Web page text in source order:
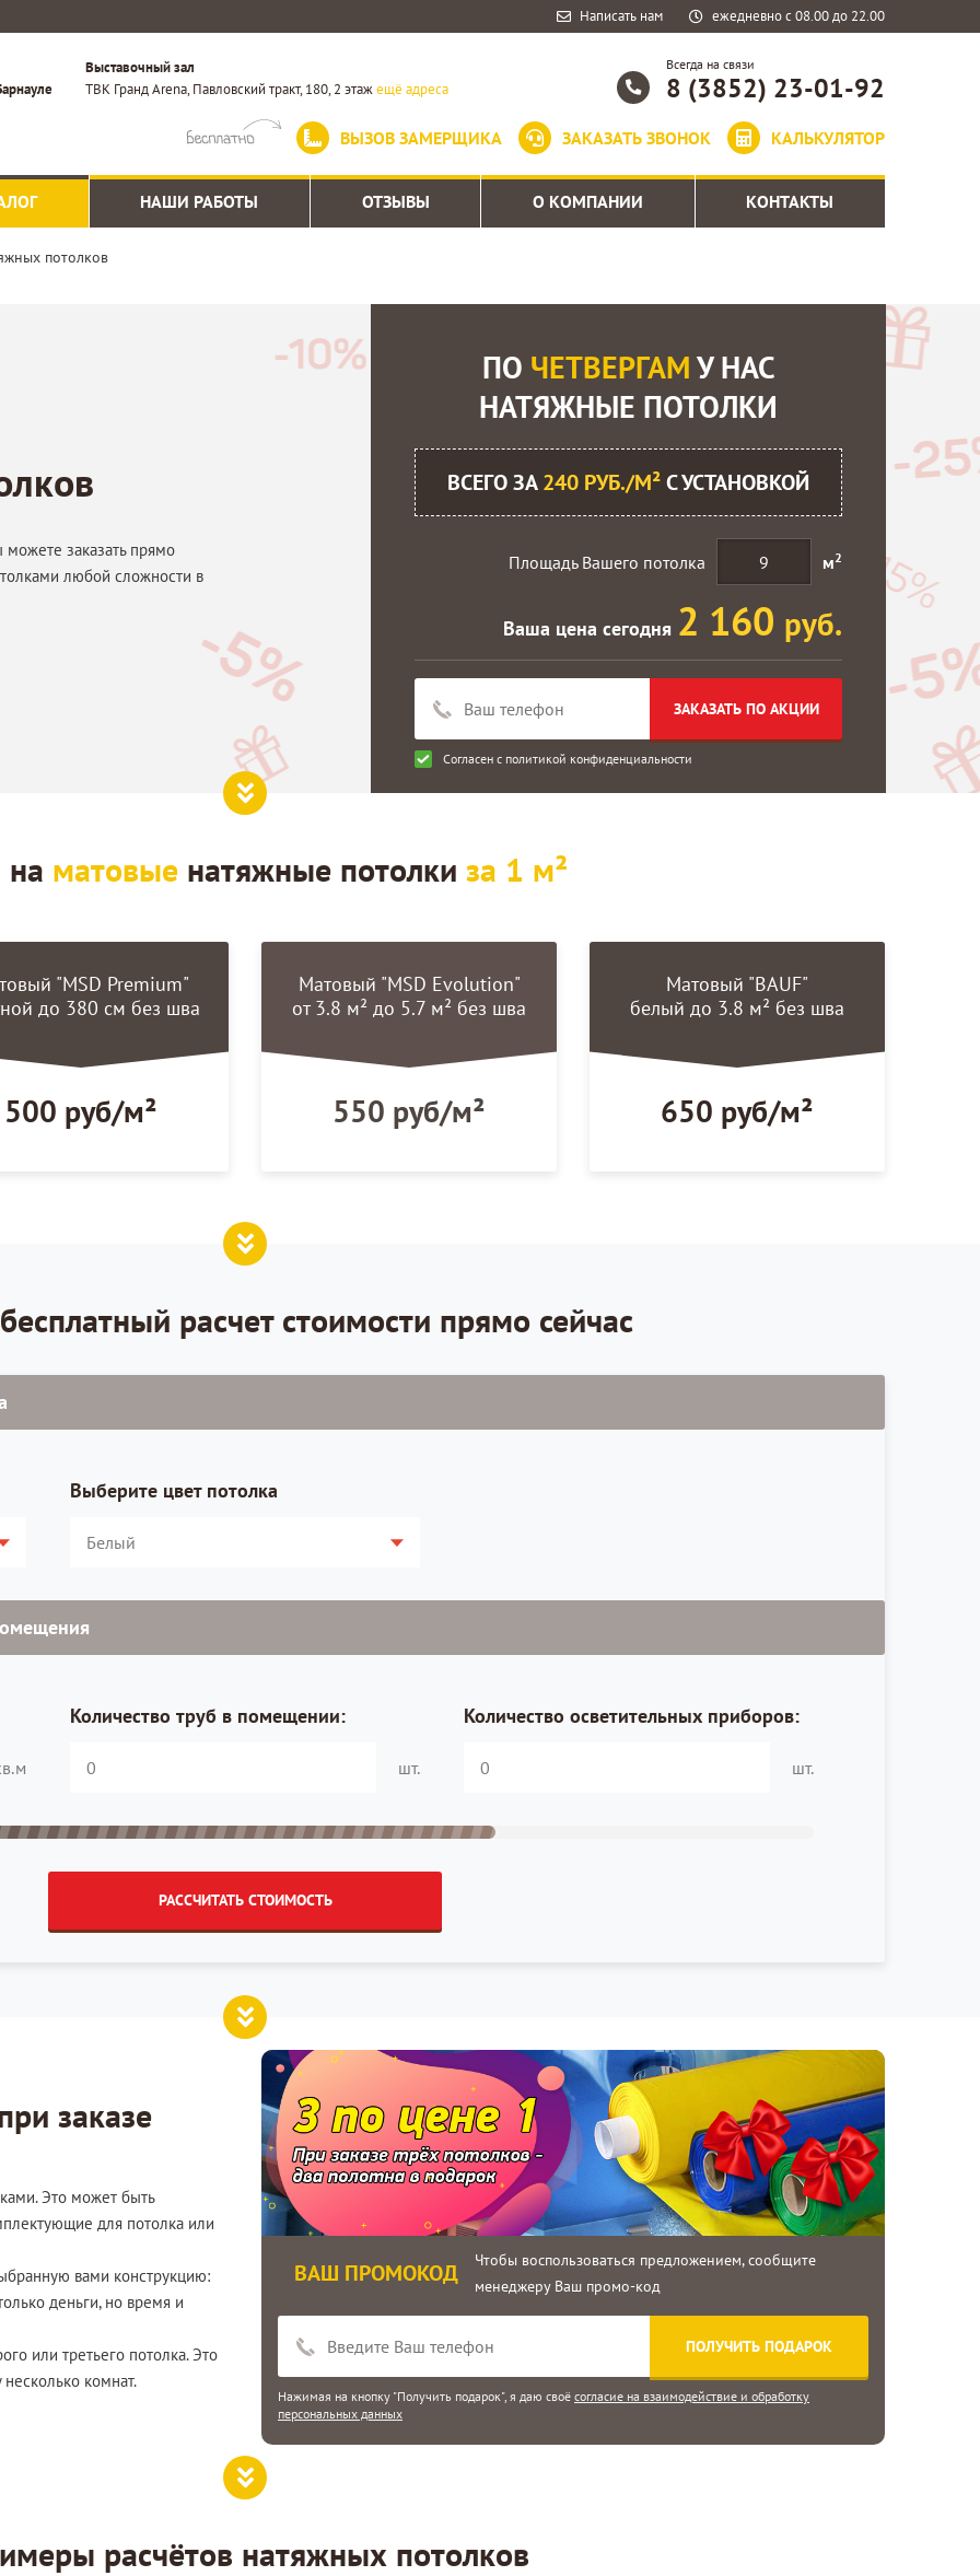
Написать нам ежедневно с 08.00 до 22.00
Выставочный зал
ТВК Гранд Arena, Павловский тракт, 180, 2 этажещё адреса
Всегда на связи
8 (3852) 23-01-92
ВЫЗОВ ЗАМЕРЩИКА ЗАКАЗАТЬ ЗВОНОК КАЛЬКУЛЯТОР
НАШИ РАБОТЫ ОТЗЫВЫ О КОМПАНИИ КОНТАКТЫ
потолков
заказать прямо
любой сложности в
ПО ЧЕТВЕРГАМУ НАС
НАТЯЖНЫЕ ПОТОЛКИ
ВСЕГО ЗА240 РУБ./М²С УСТАНОВКОЙ
Площадь Вашего потолка м2
Ваша цена сегодня 2 160 руб.
ЗАКАЗАТЬ ПО АКЦИИ
Согласен с политикой конфиденциальности
матовые натяжные потолки за 1 м²
"MSD Premium"
до 380 см без шва
500 руб/м²
Матовый "MSD Evolution"
от 3.8 м² до 5.7 м² без шва
550 руб/м²
Матовый "BAUF"
белый до 3.8 м² без шва
650 руб/м²
расчет стоимости прямо сейчас
Выберите цвет потолка
Количество труб в помещении:
шт.
Количество осветительных приборов:
шт.
РАССЧИТАТЬ СТОИМОСТЬ
заказе
Это может быть
для потолка или
вами конструкцию:
деньги, но время и
или третьего потолка. Это
комнат.
ВАШ ПРОМОКОД
Чтобы воспользоваться предложением, сообщите
менеджеру Ваш промо-код
Нажимая на кнопку "Получить подарок", я даю своё согласие на взаимодействие и обработку
персональных данных
расчётов натяжных потолков